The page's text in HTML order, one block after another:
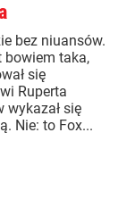
bez niuansów.
bowiem taka,
się
Ruperta
wykazał się
Nie: to Fox...